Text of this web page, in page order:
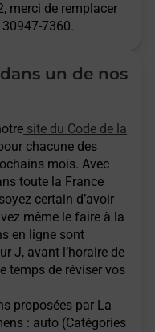
merci de remplacer
7360.
un de nos
site du Code de la
chacune des
mois. Avec
toute la France
certain d’avoir
même le faire à la
en ligne sont
J, avant l’horaire de
temps de réviser vos
proposées par La
: auto (Catégories